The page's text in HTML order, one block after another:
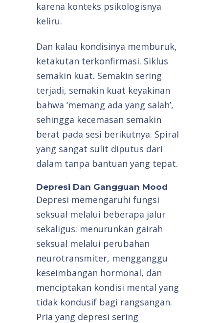
karena konteks psikologisnya
keliru.
Dan kalau kondisinya memburuk,
ketakutan terkonfirmasi. Siklus
semakin kuat. Semakin sering
terjadi, semakin kuat keyakinan
bahwa ‘memang ada yang salah’,
sehingga kecemasan semakin
berat pada sesi berikutnya. Spiral
yang sangat sulit diputus dari
dalam tanpa bantuan yang tepat.
Depresi Dan Gangguan Mood
Depresi memengaruhi fungsi
seksual melalui beberapa jalur
sekaligus: menurunkan gairah
seksual melalui perubahan
neurotransmiter, mengganggu
keseimbangan hormonal, dan
menciptakan kondisi mental yang
tidak kondusif bagi rangsangan.
Pria yang depresi sering